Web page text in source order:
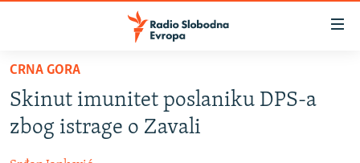
Pređite
glavni
sadržaj
VIJESTI
BOSNA I HERCEGOVINA
SRBIJA
CRNA GORA
Skinut imunitet poslaniku DPS-a
zbog istrage o Zavali